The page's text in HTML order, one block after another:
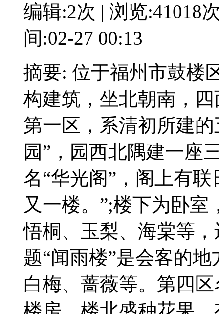
编辑:2次 | 浏览:41018
间:02-27 00:13
摘要: 位于福州市鼓楼
构建筑，坐北朝南，
第一区，系清初所建
园”，园西北隅建一座
名“华光阁”，阁上有
又一楼。”;楼下为卧
悟桐、玉梨、海棠等
题“闻雨楼”是会客的
白梅、蔷薇等。第四